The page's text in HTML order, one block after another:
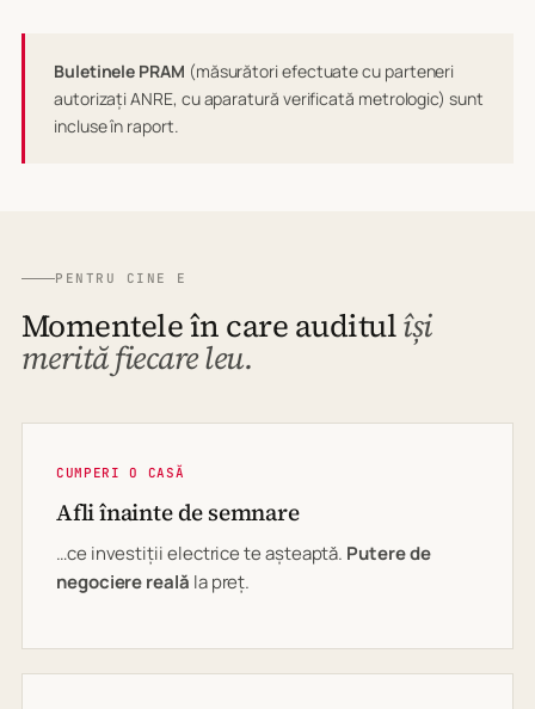
Buletinele PRAM (măsurători efectuate cu parteneri
autorizați ANRE, cu aparatură verificată metrologic) sunt
incluse în raport.
PENTRU CINE E
Momentele în care auditulîși
merită fiecare leu.
CUMPERI O CASĂ
Afli înainte de semnare
…ce investiții electrice te așteaptă. Putere de
negociere reală la preț.